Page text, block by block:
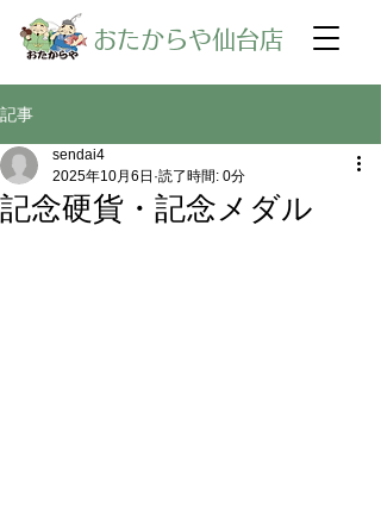
​おたからや仙台店
記事
記念硬貨・記念メダル
sendai4
2025年10月6日 読了時間: 0分